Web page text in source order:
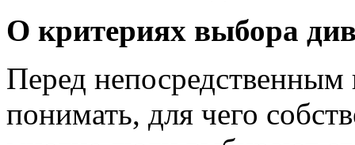
О критериях выбора
Перед
понимать, для чего